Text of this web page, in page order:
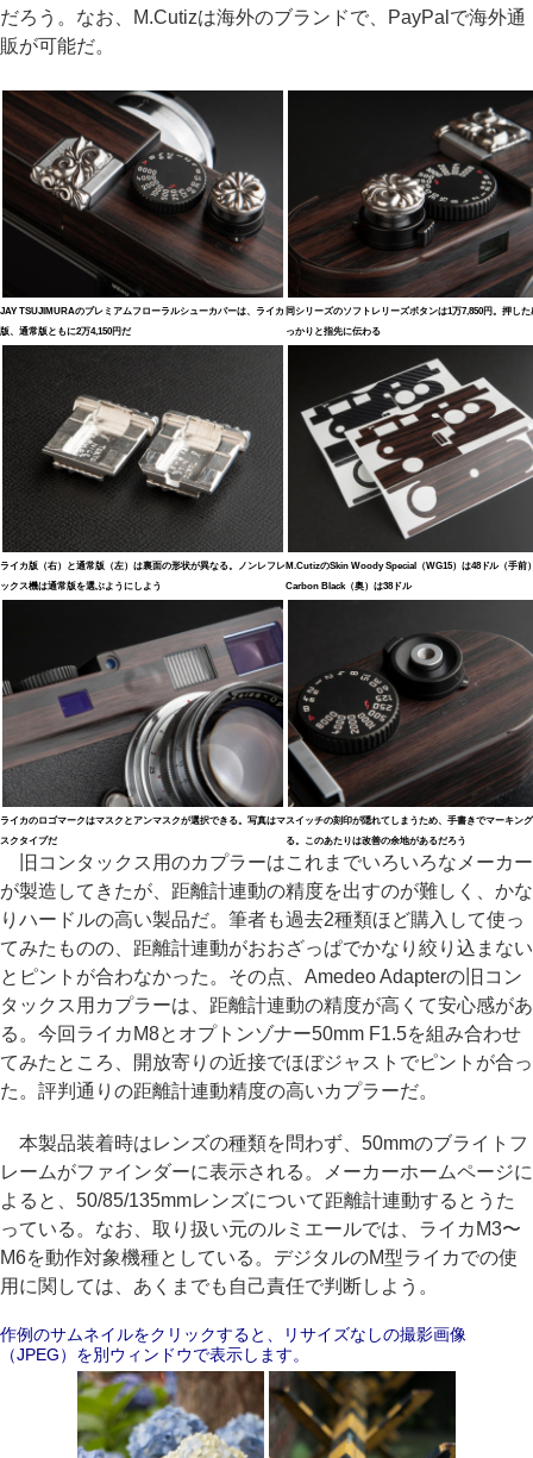
だろう。なお、M.Cutizは海外のブランドで、PayPalで海外通
販が可能だ。
JAY TSUJIMURAのプレミアムフローラルシューカバーは、ライカ
版、通常版ともに2万4,150円だ
同シリーズのソフトレリーズボタンは1万7,850円。押した
っかりと指先に伝わる
ライカ版（右）と通常版（左）は裏面の形状が異なる。ノンレフレ
ックス機は通常版を選ぶようにしよう
M.CutizのSkin Woody Special（WG15）は48ドル（手前
Carbon Black（奥）は38ドル
ライカのロゴマークはマスクとアンマスクが選択できる。写真はマ
スクタイプだ
スイッチの刻印が隠れてしまうため、手書きでマーキン
る。このあたりは改善の余地があるだろう
旧コンタックス用のカプラーはこれまでいろいろなメーカー
が製造してきたが、距離計連動の精度を出すのが難しく、かな
りハードルの高い製品だ。筆者も過去2種類ほど購入して使っ
てみたものの、距離計連動がおおざっぱでかなり絞り込まない
とピントが合わなかった。その点、Amedeo Adapterの旧コン
タックス用カプラーは、距離計連動の精度が高くて安心感があ
る。今回ライカM8とオプトンゾナー50mm F1.5を組み合わせ
てみたところ、開放寄りの近接でほぼジャストでピントが合っ
た。評判通りの距離計連動精度の高いカプラーだ。
本製品装着時はレンズの種類を問わず、50mmのブライトフ
レームがファインダーに表示される。メーカーホームページに
よると、50/85/135mmレンズについて距離計連動するとうた
っている。なお、取り扱い元のルミエールでは、ライカM3〜
M6を動作対象機種としている。デジタルのM型ライカでの使
用に関しては、あくまでも自己責任で判断しよう。
作例のサムネイルをクリックすると、リサイズなしの撮影画像
（JPEG）を別ウィンドウで表示します。